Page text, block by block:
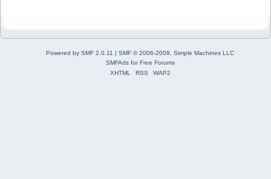
Powered by SMF 2.0.11 | SMF © 2006-2009, Simple Machines LLC
SMFAdsforFree Forums
XHTML
RSS WAP2